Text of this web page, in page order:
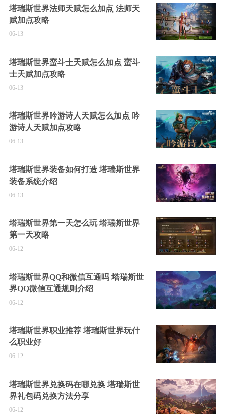
塔瑞斯世界法师天赋怎么加点 法师天
赋加点攻略
06-13
塔瑞斯世界蛮斗士天赋怎么加点 蛮斗
士天赋加点攻略
06-13
塔瑞斯世界吟游诗人天赋怎么加点 吟
游诗人天赋加点攻略
06-13
塔瑞斯世界装备如何打造 塔瑞斯世界
装备系统介绍
06-13
塔瑞斯世界第一天怎么玩 塔瑞斯世界
第一天攻略
06-12
塔瑞斯世界QQ和微信互通吗 塔瑞斯世
界QQ微信互通规则介绍
06-12
塔瑞斯世界职业推荐 塔瑞斯世界玩什
么职业好
06-12
塔瑞斯世界兑换码在哪兑换 塔瑞斯世
界礼包码兑换方法分享
06-12